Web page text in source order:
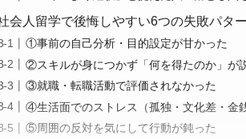
会人留学で後悔しやすい6つの失敗パタ
①事前の自己分析・目的設定が甘かった
②スキルが身につかず「何を得たのか」が
③就職・転職活動で評価されなかった
④生活面でのストレス（孤独・文化差・金
⑤周囲の反対を気にして行動が鈍った